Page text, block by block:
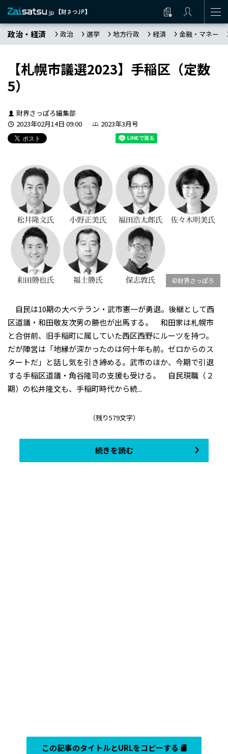
政治・経済 政治 選挙 地方行政 経済 金融・マネー
【札幌市議選2023】手稲区（定数
5）
財界さっぽろ編集部
2023年02月14日 09:00
2023年3月号
©財界さっぽろ
自民は10期の大ベテラン・武市憲一が勇退。後継として西
区道議・和田敬友次男の勝也が出馬する。 和田家は札幌市
と合併前、旧手稲町に属していた西区西野にルーツを持つ。
だが陣営は「地縁が深かったのは何十年も前。ゼロからのス
タートだ」と話し気を引き締める。武市のほか、今期で引退
する手稲区道議・角谷隆司の支援も受ける。 自民現職（２
期）の松井隆文も、手稲町時代から続...
（残り579文字）
続きを読む
この記事のタイトルとURLをコピーする